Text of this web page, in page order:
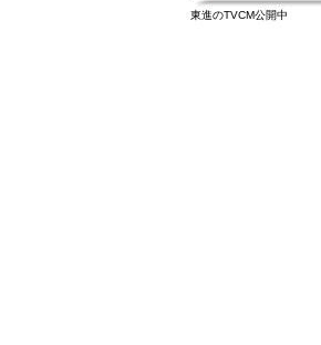
東進のTVCM公開中